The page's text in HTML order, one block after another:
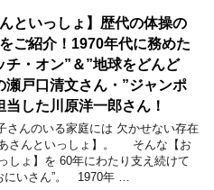
んといっしょ】歴代の体操の
ご紹介！1970年代に務めた
チ・オン”＆”地球をどんど
瀬戸口清文さん・”ジャンポ
当した川原洋一郎さん！
んのいる家庭には 欠かせない存在
さんといっしょ】。 そんな【お
しょ】を 60年にわたり支え続けて
にいさん”。 1970年 …